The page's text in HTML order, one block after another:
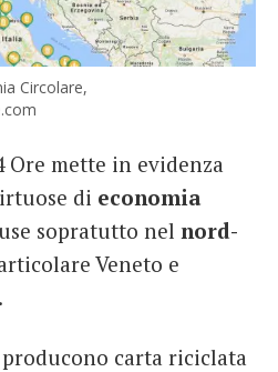
Circolare,
Ore mette in evidenza
di economia
sopratutto nel nord-
Veneto e
carta riciclata